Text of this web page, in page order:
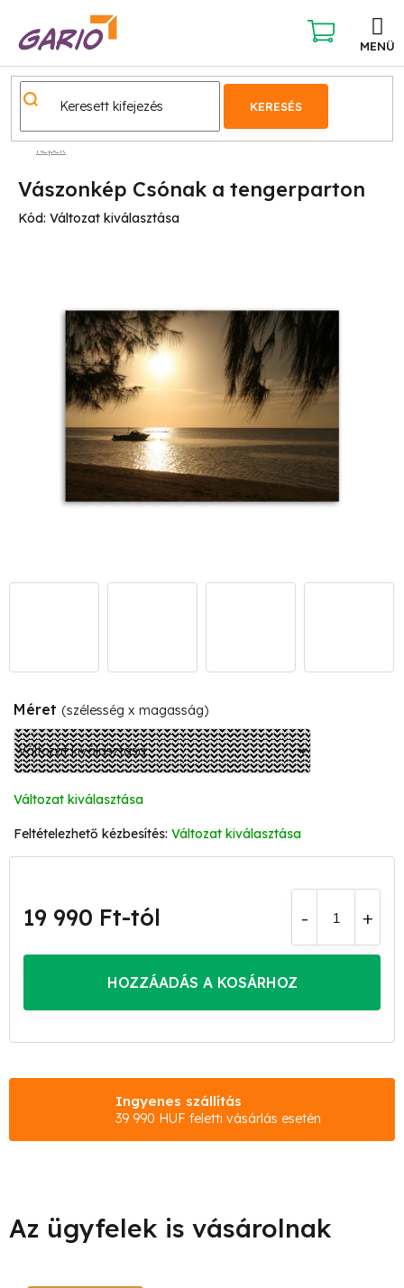
KERESÉS
KOSÁR
Képek
Vászonkép Csónak a tengerparton
Kód: Változat kiválasztása
Méret (szélesség x magasság)
Változat kiválasztása
Változat kiválasztása
19 990 Ft-tól
HOZZÁADÁS A KOSÁRHOZ
Ingyenes szállítás
39 990 HUF feletti vásárlás esetén